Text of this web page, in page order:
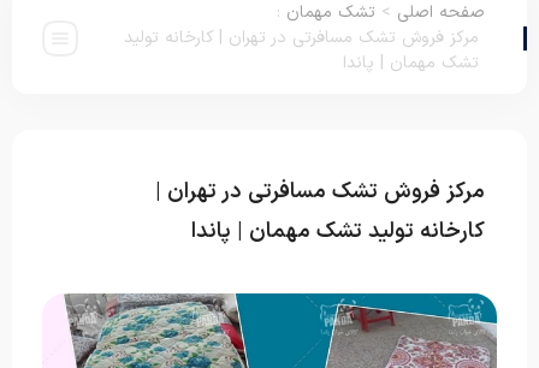
صفحه اصلی > تشک مهمان :
مرکز فروش تشک مسافرتی در تهران | کارخانه تولید
تشک مهمان | پاندا
مرکز فروش تشک مسافرتی در تهران |
کارخانه تولید تشک مهمان | پاندا